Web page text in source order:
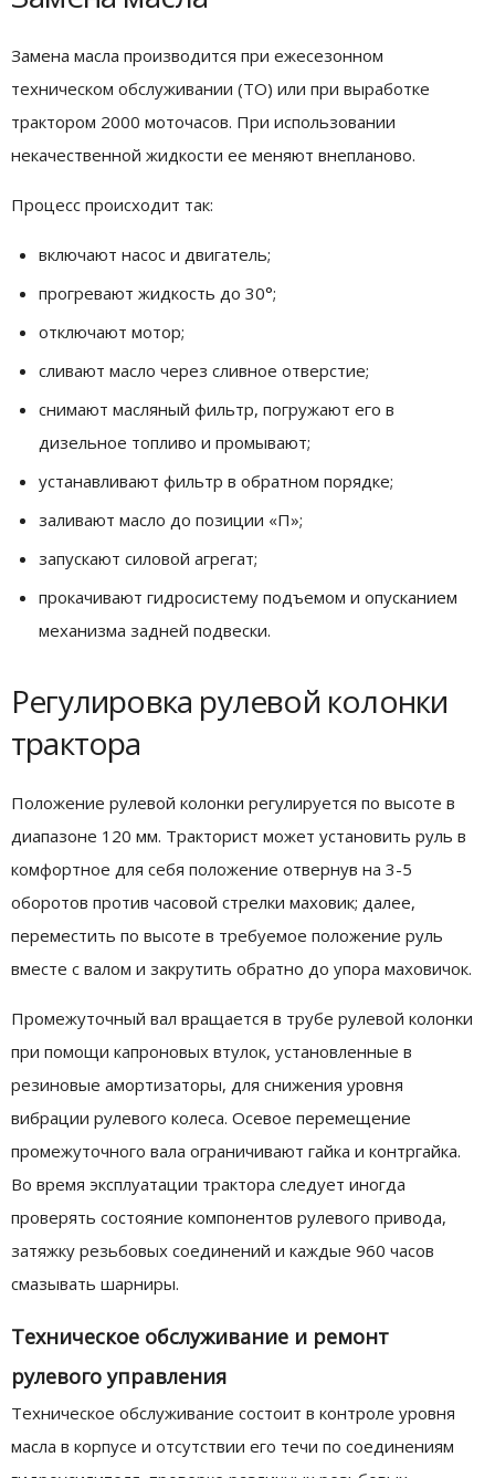
Замена масла производится при ежесезонном
техническом обслуживании (ТО) или при выработке
трактором 2000 моточасов. При использовании
некачественной жидкости ее меняют внепланово.
Процесс происходит так:
включают насос и двигатель;
прогревают жидкость до 30°;
отключают мотор;
сливают масло через сливное отверстие;
снимают масляный фильтр, погружают его в
дизельное топливо и промывают;
устанавливают фильтр в обратном порядке;
заливают масло до позиции «П»;
запускают силовой агрегат;
прокачивают гидросистему подъемом и опусканием
механизма задней подвески.
Регулировка рулевой колонки
трактора
Положение рулевой колонки регулируется по высоте в
диапазоне 120 мм. Тракторист может установить руль в
комфортное для себя положение отвернув на 3-5
оборотов против часовой стрелки маховик; далее,
переместить по высоте в требуемое положение руль
вместе с валом и закрутить обратно до упора маховичок.
Промежуточный вал вращается в трубе рулевой колонки
при помощи капроновых втулок, установленные в
резиновые амортизаторы, для снижения уровня
вибрации рулевого колеса. Осевое перемещение
промежуточного вала ограничивают гайка и контргайка.
Во время эксплуатации трактора следует иногда
проверять состояние компонентов рулевого привода,
затяжку резьбовых соединений и каждые 960 часов
смазывать шарниры.
Техническое обслуживание и ремонт
рулевого управления
Техническое обслуживание состоит в контроле уровня
масла в корпусе и отсутствии его течи по соединениям